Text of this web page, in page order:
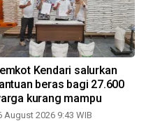
Kendari salurkan
beras bagi 27.600
kurang mampu
August 2026 9:43 WIB